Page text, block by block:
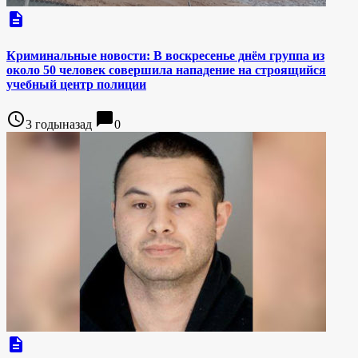
description
Криминальные новости: В воскресенье днём группа из
около 50 человек совершила нападение на строящийся
учебный центр полиции
access_time3 годыназад chat_bubble0
description